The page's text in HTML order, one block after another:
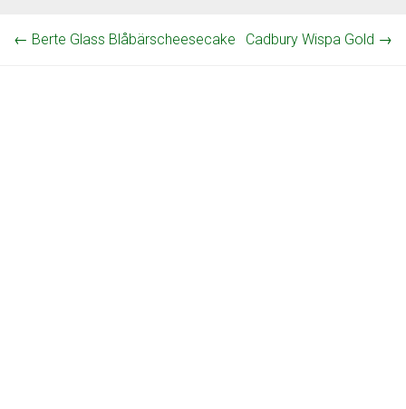
← Berte Glass Blåbärscheesecake Cadbury Wispa Gold →